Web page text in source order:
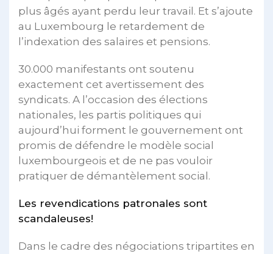
plus âgés ayant perdu leur travail. Et s’ajoute
au Luxembourg le retardement de
l’indexation des salaires et pensions.
30.000 manifestants ont soutenu
exactement cet avertissement des
syndicats. A l’occasion des élections
nationales, les partis politiques qui
aujourd’hui forment le gouvernement ont
promis de défendre le modèle social
luxembourgeois et de ne pas vouloir
pratiquer de démantèlement social.
Les revendications patronales sont
scandaleuses!
Dans le cadre des négociations tripartites en